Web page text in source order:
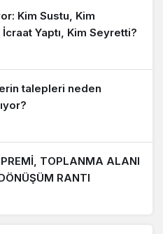
Kim Sustu, Kim
Yaptı, Kim Seyretti?
talepleri neden
TOPLANMA ALANI
RANTI